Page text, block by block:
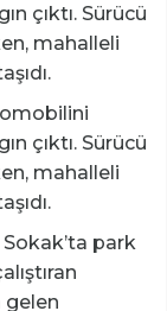
çıktı. Sürücü
mahalleli
çıktı. Sürücü
mahalleli
park
gelen